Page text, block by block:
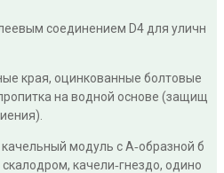
соединением D4 для уличн
края, оцинкованные болтовые
на водной основе (защищ
качельный модуль с А‑образной б
качели‑гнездо, одино